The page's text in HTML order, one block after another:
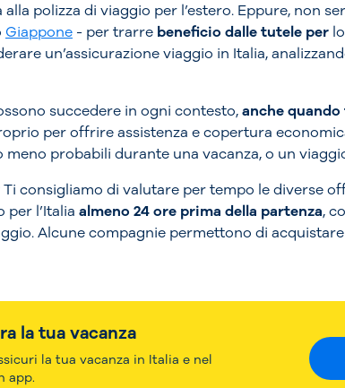
polizza di viaggio per l’estero. Eppure, non
Giappone - per trarre beneficio dalle tutele per
un’assicurazione viaggio in Italia,
succedere in ogni contesto,anche
per offrire assistenza e copertura
probabili durante una vacanza, o un
consigliamo di valutare per tempo le diverse
l’Italia almeno 24 ore prima della partenza,
Alcune compagnie permettono di
la tua vacanza
la tua vacanza in Italia e nel
app.